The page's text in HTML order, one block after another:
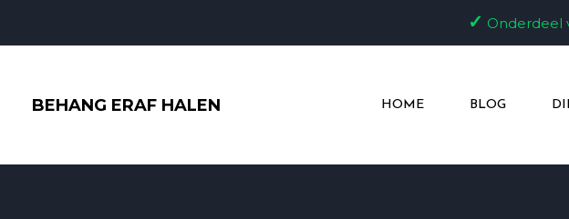
✓ Onderdeel
BEHANG ERAF HALEN HOME BLOG